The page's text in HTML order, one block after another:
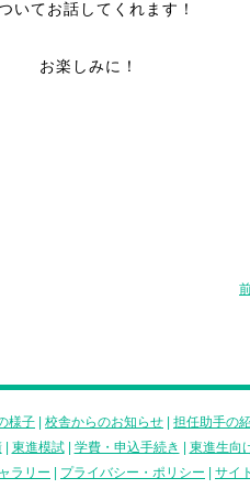
いてお話してくれます！
お楽しみに！
様子 校舎からのお知らせ 担任助手の
| 東進模試| 学費・申込手続き 東進生向
ラリー プライバシー・ポリシー サイ